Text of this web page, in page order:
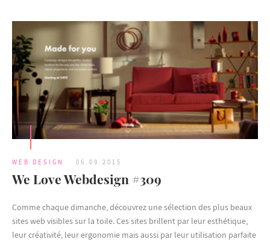
WEB DESIGN 06.09.2015
We Love Webdesign #309
Comme chaque dimanche, découvrez une sélection des plus beaux
sites web visibles sur la toile. Ces sites brillent par leur esthétique,
leur créativité, leur ergonomie mais aussi par leur utilisation parfaite